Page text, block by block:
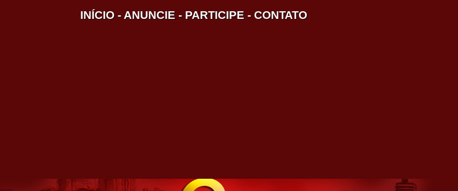
INÍCIO -ANUNCIE - PARTICIPE - CONTATO